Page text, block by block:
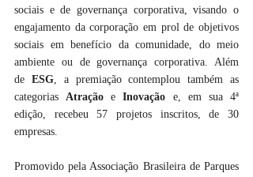
sociais e de governança corporativa, visando o
engajamento da corporação em prol de objetivos
sociais em benefício da comunidade, do meio
ambiente ou de governança corporativa. Além
de ESG, a premiação contemplou também as
categorias Atração e Inovação e, em sua 4ª
edição, recebeu 57 projetos inscritos, de 30
empresas.
Promovido pela Associação Brasileira de Parques